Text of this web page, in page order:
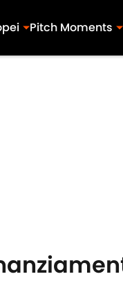
Pitch Moments